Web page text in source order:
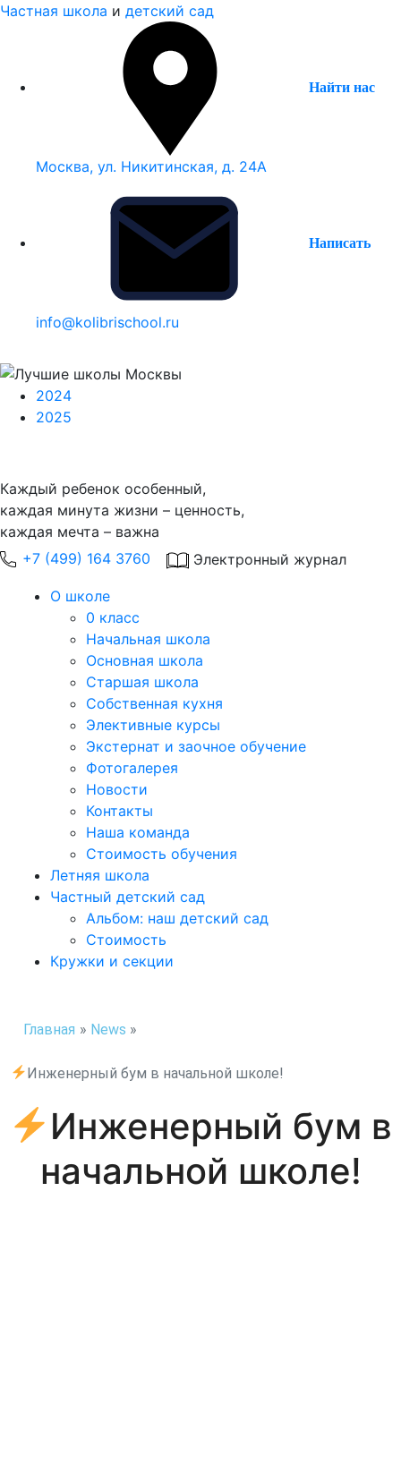
Частная школа и детский сад
Найти нас
Москва, ул. Никитинская, д. 24А
Написать
info@kolibrischool.ru
2024
2025
Каждый ребенок особенный,
каждая минута жизни – ценность,
каждая мечта – важна
+7 (499) 164 3760
Электронный журнал
О школе
0 класс
Начальная школа
Основная школа
Старшая школа
Собственная кухня
Элективные курсы
Экстернат и заочное обучение
Фотогалерея
Новости
Контакты
Наша команда
Стоимость обучения
Летняя школа
Частный детский сад
Альбом: наш детский сад
Стоимость
Кружки и секции
Главная » News »
Инженерный бум в начальной школе!
Инженерный бум в
начальной школе!